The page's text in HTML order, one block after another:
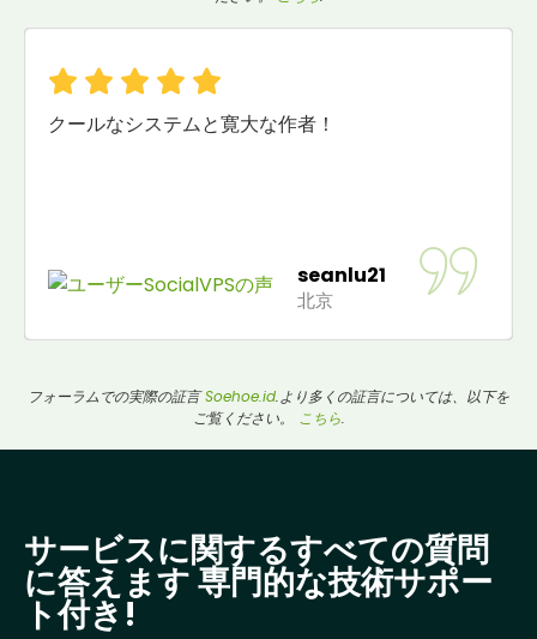
クールなシステムと寛大な作者！
seanlu21
北京
フォーラムでの実際の証言Soehoe.id.より多くの証言については、以下を
ご覧ください。 こちら.
サービスに関するすべての質問
に答えます 専門的な技術サポー
ト付き!